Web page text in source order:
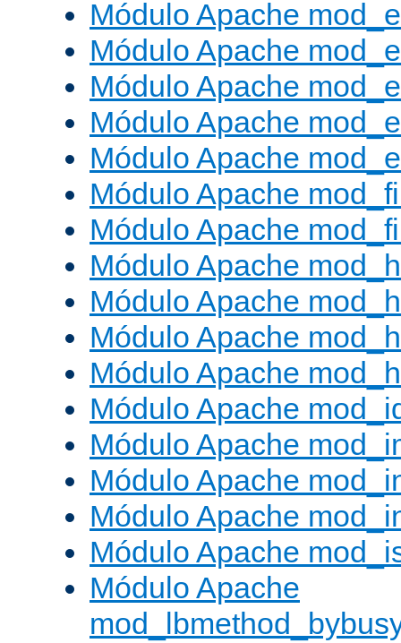
Módulo Apache
Módulo Apache
Módulo Apache
Módulo Apache
Módulo Apache
Módulo Apache
Módulo Apache
Módulo Apache
Módulo Apache
Módulo Apache
Módulo Apache
Módulo Apache
Módulo Apache
Módulo Apache
Módulo Apache
Módulo Apache
Módulo Apache